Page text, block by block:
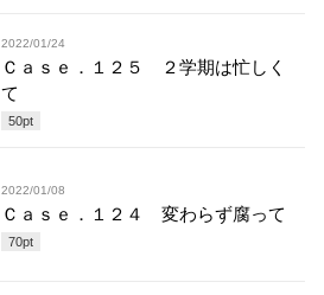
2022/01/24
Ｃａｓｅ．１２５ ２学期は忙しく
て
50pt
2022/01/08
Ｃａｓｅ．１２４ 変わらず腐って
70pt